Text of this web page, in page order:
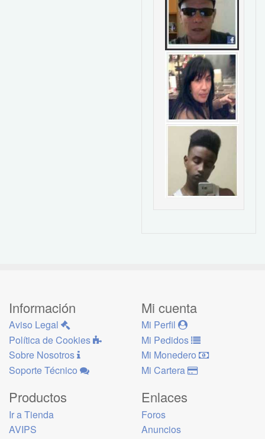
Información
Aviso Legal
Política de Cookies
Sobre Nosotros
Soporte Técnico
Mi cuenta
Mi Perfil
Mi Pedidos
Mi Monedero
Mi Cartera
Productos
Ir a Tienda
AVIPS
Enlaces
Foros
Anuncios